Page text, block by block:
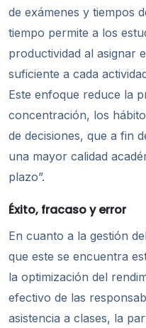
de exámenes y tiempos
tiempo permite a los
productividad al asignar
suficiente a cada
Este enfoque reduce la
concentración, los
de decisiones, que a fin
una mayor calidad
plazo”.
Éxito, fracaso y error
En cuanto a la gestión
que este se encuentra
la optimización del
efectivo de las
asistencia a clases, la